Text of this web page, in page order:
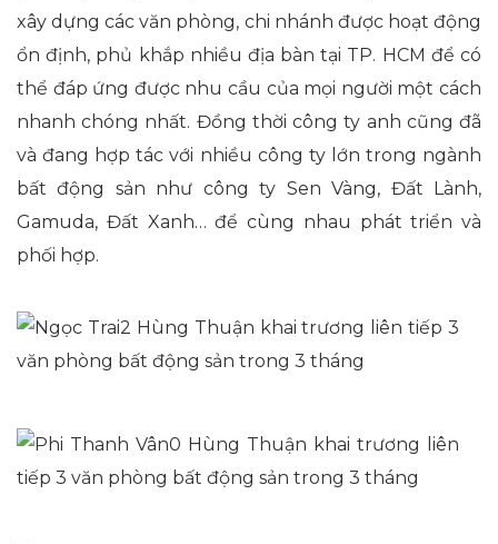
xây dựng các văn phòng, chi nhánh được hoạt động
ổn định, phủ khắp nhiều địa bàn tại TP. HCM để có
thể đáp ứng được nhu cầu của mọi người một cách
nhanh chóng nhất. Đồng thời công ty anh cũng đã
và đang hợp tác với nhiều công ty lớn trong ngành
bất động sản như công ty Sen Vàng, Đất Lành,
Gamuda, Đất Xanh… để cùng nhau phát triển và
phối hợp.